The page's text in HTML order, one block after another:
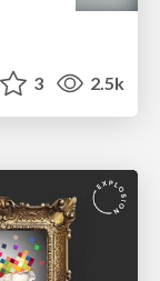
3 2.5k